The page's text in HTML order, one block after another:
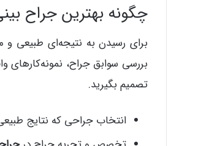
چگونه بهترین جراح
برای رسیدن به نتیجه‌ای طبیعی و
بررسی سوابق جراح، نمونه‌کارهای
تصمیم بگیرید.
انتخاب جراحی که نتایج